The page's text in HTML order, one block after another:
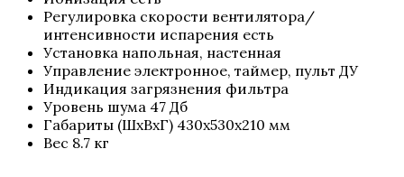
Регу­ли­ров­ка ско­ро­сти вентилятора/​
интенсивности испа­ре­ния есть
Уста­нов­ка наполь­ная, настенная
Управ­ле­ние элек­трон­ное, тай­мер, пульт ДУ
Инди­ка­ция загряз­не­ния фильтра
Уро­вень шума 47 Дб
Габа­ри­ты (ШхВхГ) 430x530x210 мм
Вес 8.7 кг